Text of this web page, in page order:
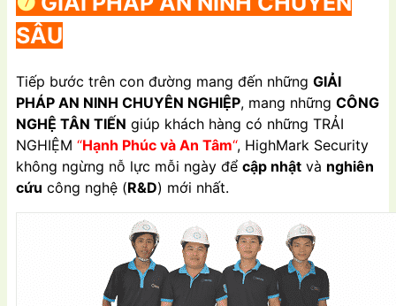
SÂU
Tiếp bước trên con đường mang đến những GIẢI
PHÁP AN NINH CHUYÊN NGHIỆP, mang những CÔNG
NGHỆ TÂN TIẾN giúp khách hàng có những TRẢI
NGHIỆM “Hạnh Phúc và An Tâm“, HighMark Security
không ngừng nỗ lực mỗi ngày để cập nhật và nghiên
cứu công nghệ (R&D) mới nhất.